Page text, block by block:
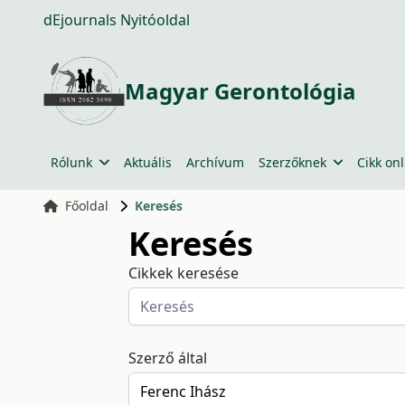
dEjournals Nyitóoldal
Magyar Gerontológia
Rólunk Aktuális Archívum Szerzőknek Cikk
Főoldal Keresés
Keresés
Cikkek keresése
Szerző által